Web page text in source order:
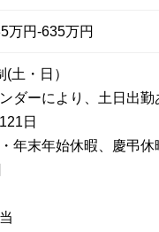
万円-635万円
(土・日）
ダーにより、土日出勤
日
年末年始休暇、慶弔